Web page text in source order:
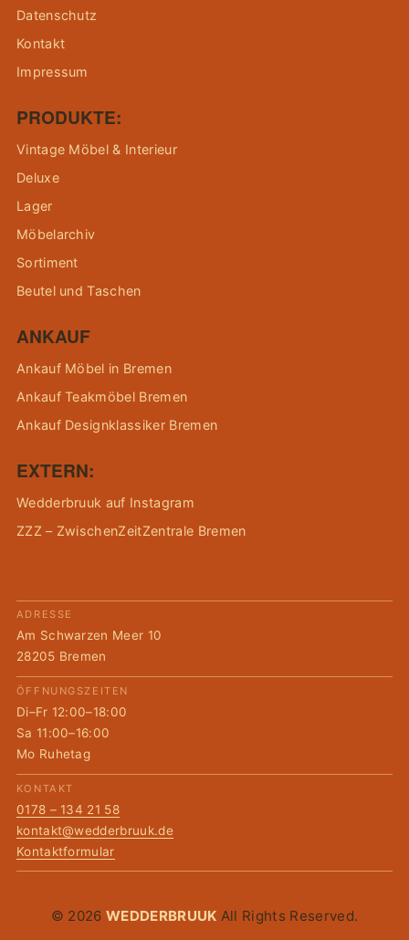
Datenschutz
Kontakt
Impressum
PRODUKTE:
Vintage Möbel & Interieur
Deluxe
Lager
Möbelarchiv
Sortiment
Beutel und Taschen
ANKAUF
Ankauf Möbel in Bremen
Ankauf Teakmöbel Bremen
Ankauf Designklassiker Bremen
EXTERN:
Wedderbruuk auf Instagram
ZZZ – ZwischenZeitZentrale Bremen
ADRESSE
Am Schwarzen Meer 10
28205 Bremen
ÖFFNUNGSZEITEN
Di–Fr 12:00–18:00
Sa 11:00–16:00
Mo Ruhetag
KONTAKT
0178 – 134 21 58
kontakt@wedderbruuk.de
Kontaktformular
© 2026 WEDDERBRUUK All Rights Reserved.